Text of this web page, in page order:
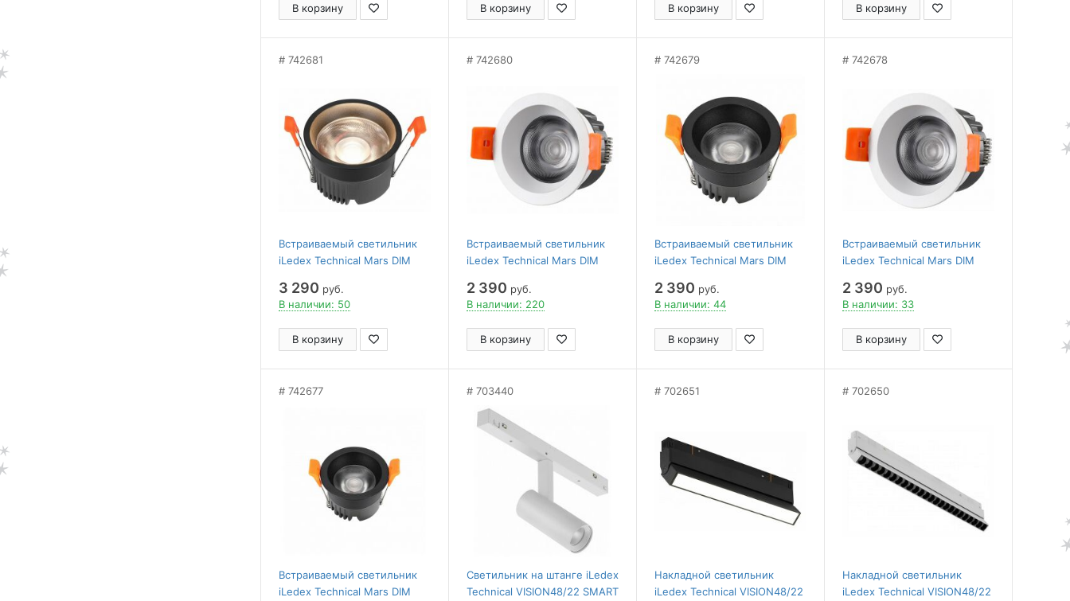
В корзину В корзину В корзину В корзину
742681
Встраиваемый светильник
iLedex Technical Mars DIM
3 290 руб.
В наличии: 50
В корзину
742680
Встраиваемый светильник
iLedex Technical Mars DIM
2 390 руб.
В наличии: 220
В корзину
742679
Встраиваемый светильник
iLedex Technical Mars DIM
2 390 руб.
В наличии: 44
В корзину
742678
Встраиваемый светильник
iLedex Technical Mars DIM
2 390 руб.
В наличии: 33
В корзину
742677
Встраиваемый светильник
iLedex Technical Mars DIM
703440
Светильник на штанге iLedex
Technical VISION48/22 SMART
702651
Накладной светильник
iLedex Technical VISION48/22
702650
Накладной светильник
iLedex Technical VISION48/22